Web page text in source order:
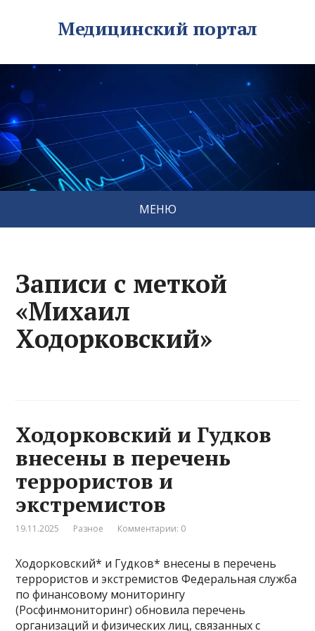
Медицинский портал
МЕНЮ
Записи с меткой
«Михаил
Ходорковский»
Ходорковский и Гудков
внесены в перечень
террористов и
экстремистов
19.11.2025 Разное Комментарии: 0
Ходорковский* и Гудков* внесены в перечень
террористов и экстремистов Федеральная служба
по финансовому мониторингу
(Росфинмониторинг) обновила перечень
организаций и физических лиц, связанных с